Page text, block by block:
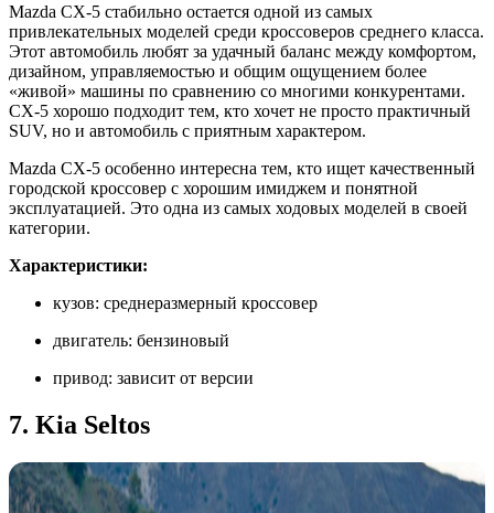
Mazda CX-5 стабильно остается одной из самых
привлекательных моделей среди кроссоверов среднего класса.
Этот автомобиль любят за удачный баланс между комфортом,
дизайном, управляемостью и общим ощущением более
«живой» машины по сравнению со многими конкурентами.
CX-5 хорошо подходит тем, кто хочет не просто практичный
SUV, но и автомобиль с приятным характером.
Mazda CX-5 особенно интересна тем, кто ищет качественный
городской кроссовер с хорошим имиджем и понятной
эксплуатацией. Это одна из самых ходовых моделей в своей
категории.
Характеристики:
кузов: среднеразмерный кроссовер
двигатель: бензиновый
привод: зависит от версии
7. Kia Seltos